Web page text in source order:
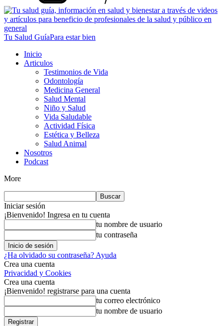
Tu Salud GuíaPara estar bien
Inicio
Articulos
Testimonios de Vida
Odontología
Medicina General
Salud Mental
Niño y Salud
Vida Saludable
Actividad Física
Estética y Belleza
Salud Animal
Nosotros
Podcast
More
Buscar
Iniciar sesión
¡Bienvenido! Ingresa en tu cuenta
tu nombre de usuario
tu contraseña
¿Ha olvidado su contraseña? Ayuda
Crea una cuenta
Privacidad y Cookies
Crea una cuenta
¡Bienvenido! registrarse para una cuenta
tu correo electrónico
tu nombre de usuario